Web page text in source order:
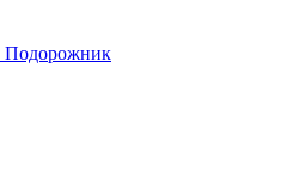
Подорожник